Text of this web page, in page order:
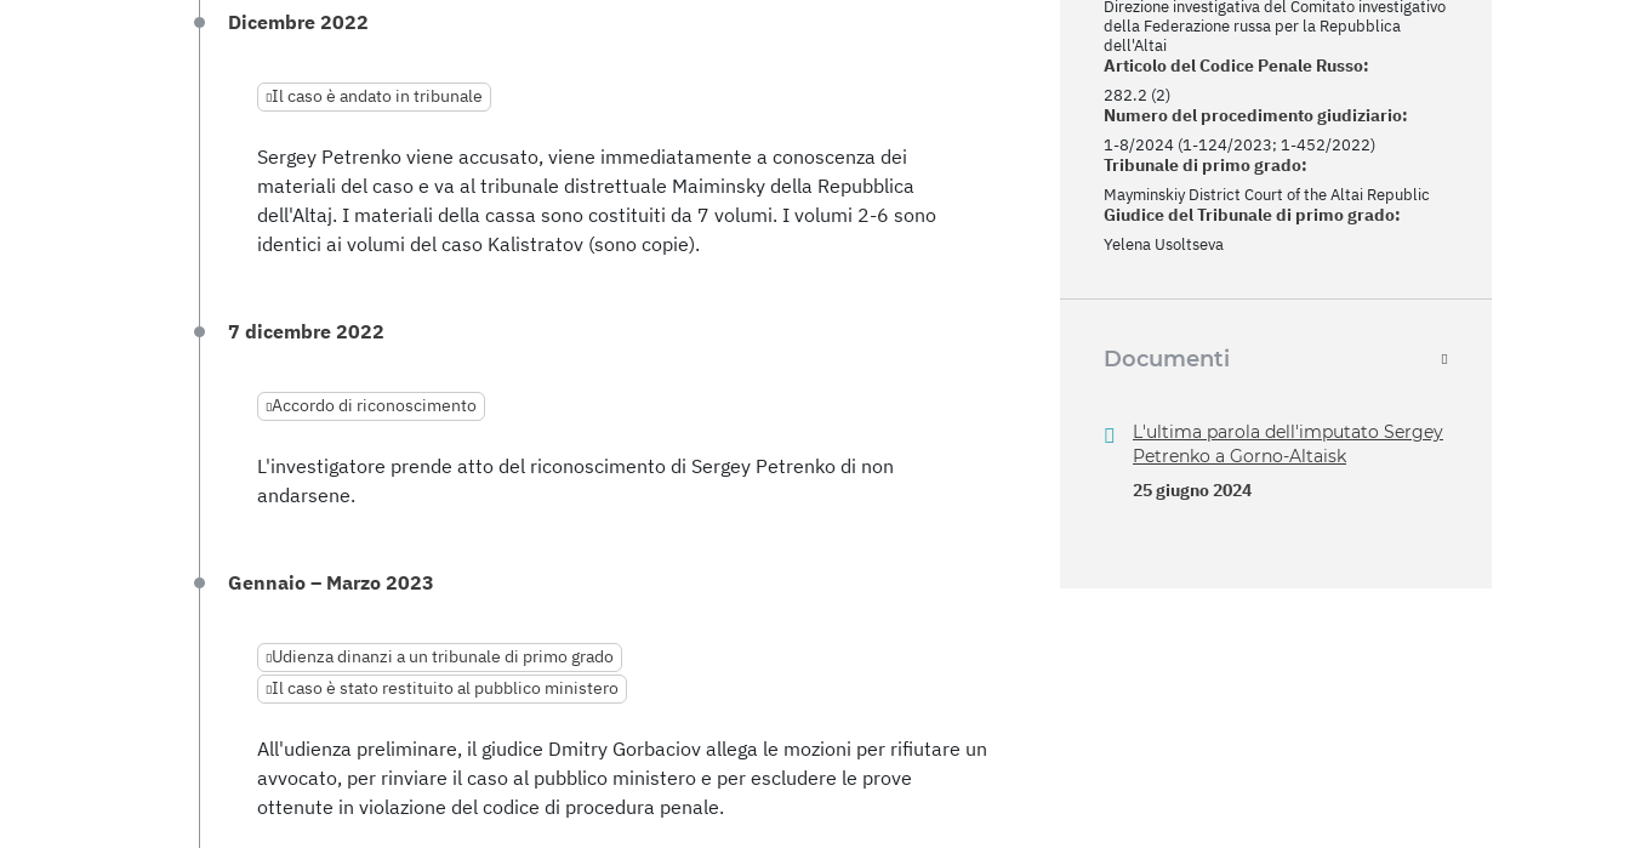
Dicembre 2022
Il caso è andato in tribunale
Sergey Petrenko viene accusato, viene immediatamente a conoscenza dei
materiali del caso e va al tribunale distrettuale Maiminsky della Repubblica
dell'Altaj. I materiali della cassa sono costituiti da 7 volumi. I volumi 2-6 sono
identici ai volumi del caso Kalistratov (sono copie).
7 dicembre 2022
Accordo di riconoscimento
L'investigatore prende atto del riconoscimento di Sergey Petrenko di non
andarsene.
Gennaio – Marzo 2023
Udienza dinanzi a un tribunale di primo grado
Il caso è stato restituito al pubblico ministero
All'udienza preliminare, il giudice Dmitry Gorbaciov allega le mozioni per rifiutare un
avvocato, per rinviare il caso al pubblico ministero e per escludere le prove
ottenute in violazione del codice di procedura penale.
Direzione investigativa del Comitato investigativo
della Federazione russa per la Repubblica
dell'Altai
Articolo del Codice Penale Russo:
282.2 (2)
Numero del procedimento giudiziario:
1-8/2024 (1-124/2023; 1-452/2022)
Tribunale di primo grado:
Mayminskiy District Court of the Altai Republic
Giudice del Tribunale di primo grado:
Yelena Usoltseva
Documenti
L'ultima parola dell'imputato Sergey
Petrenko a Gorno-Altaisk
25 giugno 2024